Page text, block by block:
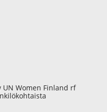
UN Women Finland rf